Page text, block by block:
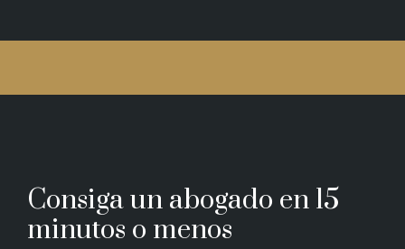
Consiga un abogado en 15
minutos o menos